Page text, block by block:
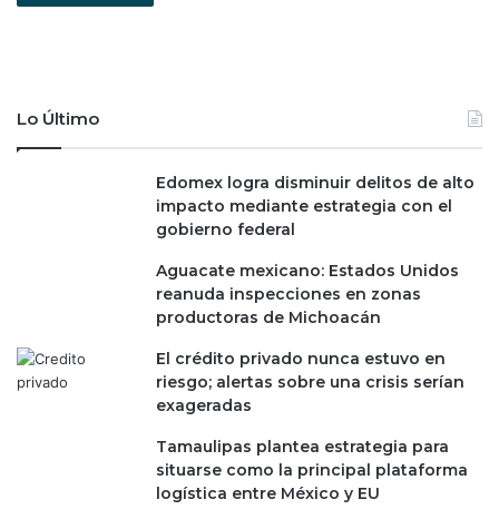
Lo Último
Edomex logra disminuir delitos de alto
impacto mediante estrategia con el
gobierno federal
Aguacate mexicano: Estados Unidos
reanuda inspecciones en zonas
productoras de Michoacán
El crédito privado nunca estuvo en
riesgo; alertas sobre una crisis serían
exageradas
Tamaulipas plantea estrategia para
situarse como la principal plataforma
logística entre México y EU